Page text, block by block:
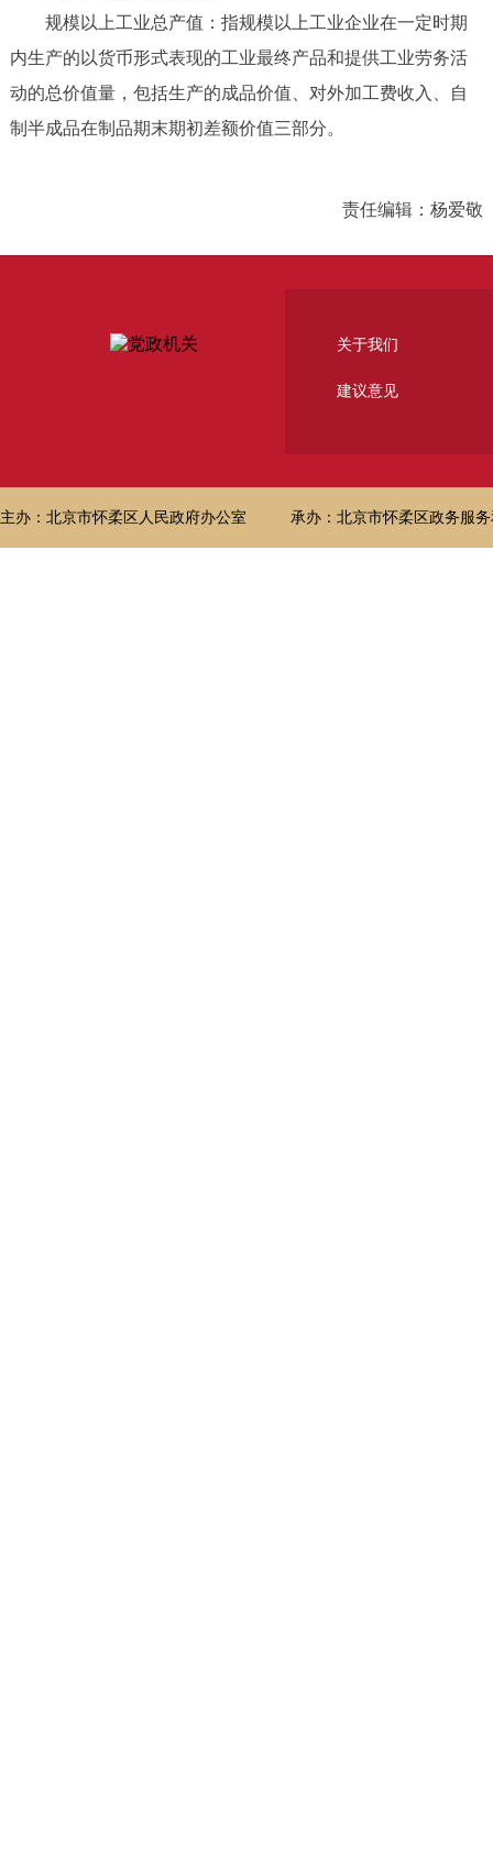
规模以上工业总产值：指规模以上工业企业在一定时期
内生产的以货币形式表现的工业最终产品和提供工业劳务活
动的总价值量，包括生产的成品价值、对外加工费收入、自
制半成品在制品期末期初差额价值三部分。
责任编辑：杨爱敬
关于我们
建议意见
主办：北京市怀柔区人民政府办公室 承办：北京市怀柔区政务服